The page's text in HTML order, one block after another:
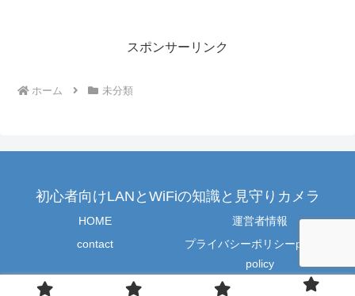
スポンサーリンク
ホーム 未分類
初心者向けLANとWiFiの知識と見守りカメラ
HOME
運営者情報
contact
プライバシーポリシーprivacy-
policy
© 2021 初心者向けLANとWiFiの知識と見守りカメラ.